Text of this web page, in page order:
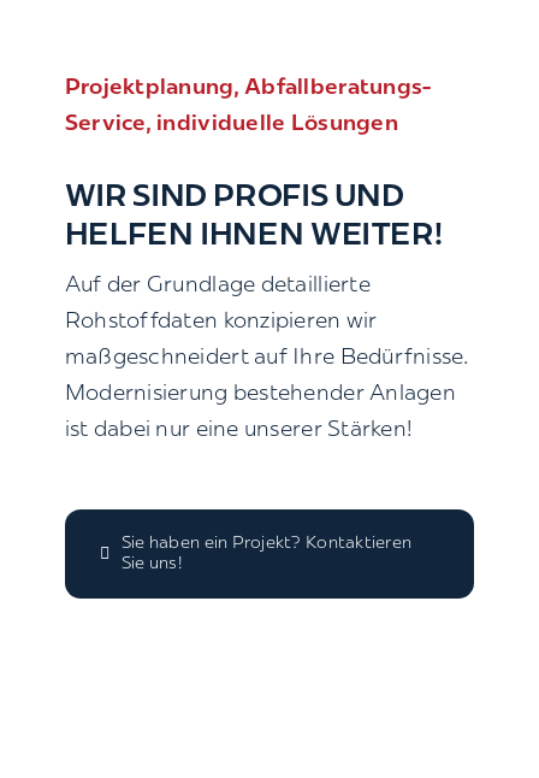
Projektplanung, Abfallberatungs-
Service, individuelle Lösungen
WIR SIND PROFIS UND
HELFEN IHNEN WEITER!
Auf der Grundlage detaillierte
Rohstoffdaten konzipieren wir
maßgeschneidert auf Ihre Bedürfnisse.
Modernisierung bestehender Anlagen
ist dabei nur eine unserer Stärken!
Sie haben ein Projekt? Kontaktieren
Sie uns!